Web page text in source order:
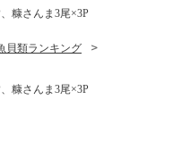
糠さんま3尾×3P
貝類ランキング
糠さんま3尾×3P